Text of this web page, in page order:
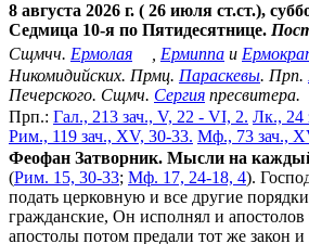
8 августа 2026 г. ( 26 июля ст.ст.),
Седмица 10-я по Пятидесятнице.
Сщмчч. Ермолая , Ермиппа и
Никомидийских. Прмц. Параскевы. Прп.
Печерского. Сщмч. Сергия пресвитера.
Прп.: Гал., 213 зач., V, 22 - VI, 2. Лк., 24
Рим., 119 зач., XV, 30-33. Мф., 73 зач.,
Феофан Затворник. Мысли на
(Рим. 15, 30-33; Мф. 17, 24-18, 4).
подать церковную и все другие
гражданские, Он исполнял и апостолов
апостолы потом предали тот же закон